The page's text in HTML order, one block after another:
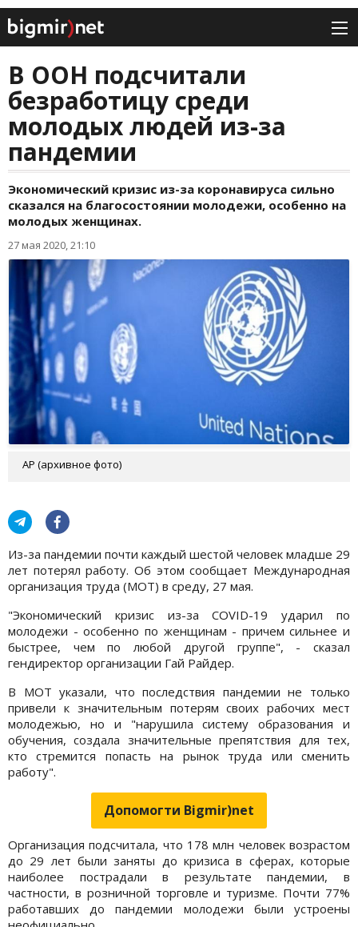
В ООН подсчитали
безработицу среди
молодых людей из-за
пандемии
Экономический кризис из-за коронавируса сильно
сказался на благосостоянии молодежи, особенно на
молодых женщинах.
27 мая 2020, 21:10
АР (архивное фото)
Из-за пандемии почти каждый шестой человек младше 29
лет потерял работу. Об этом сообщает Международная
организация труда (МОТ) в среду, 27 мая.
"Экономический кризис из-за COVID-19 ударил по
молодежи - особенно по женщинам - причем сильнее и
быстрее, чем по любой другой группе", - сказал
гендиректор организации Гай Райдер.
В МОТ указали, что последствия пандемии не только
привели к значительным потерям своих рабочих мест
молодежью, но и "нарушила систему образования и
обучения, создала значительные препятствия для тех,
кто стремится попасть на рынок труда или сменить
работу".
Допомогти Bigmir)net
Организация подсчитала, что 178 млн человек возрастом
до 29 лет были заняты до кризиса в сферах, которые
наиболее пострадали в результате пандемии, в
частности, в розничной торговле и туризме. Почти 77%
работавших до пандемии молодежи были устроены